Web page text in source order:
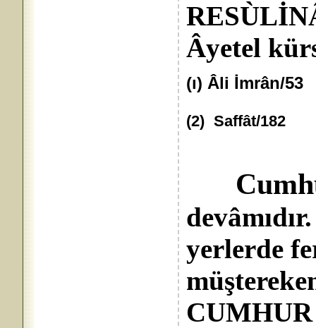
Âyetel
(ı) Âli İmrân/53
(2) Saffât/182
yerlerde